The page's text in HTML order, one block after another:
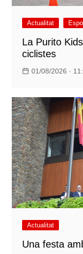
Actualitat
La Purito
ciclistes
01/08/2026 ·
Actualitat
Una festa